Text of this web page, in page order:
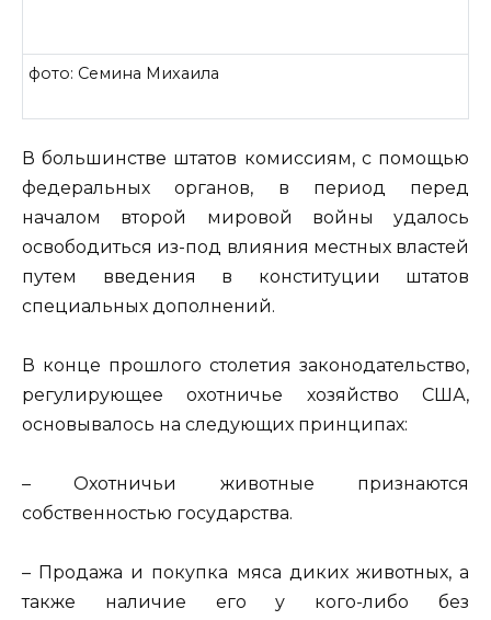
фото: Семина Михаила
В большинстве штатов комиссиям, с помощью
федеральных органов, в период перед
началом второй мировой войны удалось
освободиться из-под влияния местных властей
путем введения в конституции штатов
специальных дополнений.
В конце прошлого столетия законодательство,
регулирующее охотничье хозяйство США,
основывалось на следующих принципах:
– Охотничьи животные признаются
собственностью государства.
– Продажа и покупка мяса диких животных, а
также наличие его у кого-либо без